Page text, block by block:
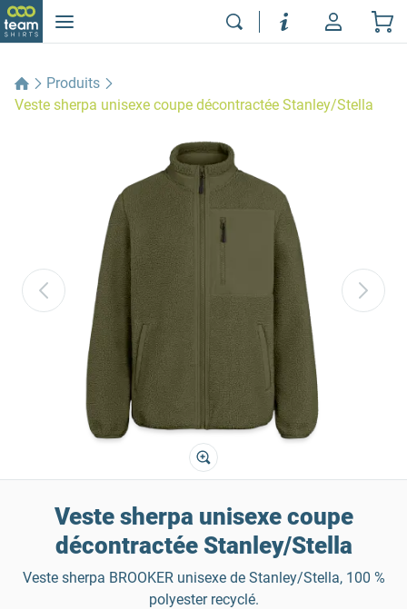
Produits
Veste sherpa unisexe coupe décontractée Stanley/Stella
Veste sherpa unisexe coupe
décontractée Stanley/Stella
Veste sherpa BROOKER unisexe de Stanley/Stella, 100 %
polyester recyclé.